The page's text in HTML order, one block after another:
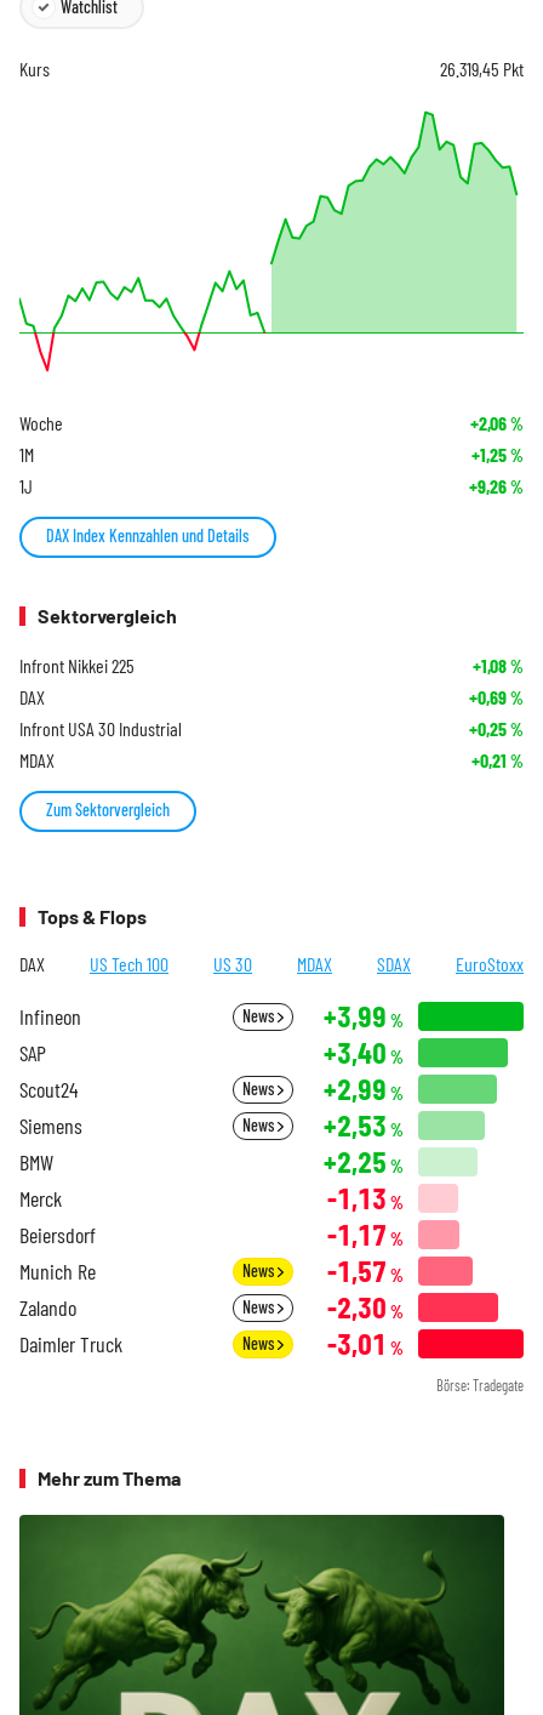
Watchlist
Kurs 26.319,45 Pkt
Woche +2,06%
1M +1,25%
1J +9,26%
DAX Index Kennzahlen und Details
Sektorvergleich
Infront Nikkei 225 +1,08%
DAX +0,69%
Infront USA 30 Industrial +0,25%
MDAX +0,21 %
Zum Sektorvergleich
Tops & Flops
DAX US Tech 100 US 30 MDAX SDAX EuroStoxx
Infineon News +3,99 %
SAP +3,40 %
Scout24 News +2,99 %
Siemens News +2,53 %
BMW +2,25 %
Merck -1,13 %
Beiersdorf -1,17 %
Munich Re News -1,57 %
Zalando News -2,30 %
Daimler Truck News -3,01 %
Börse: Tradegate
Mehr zum Thema